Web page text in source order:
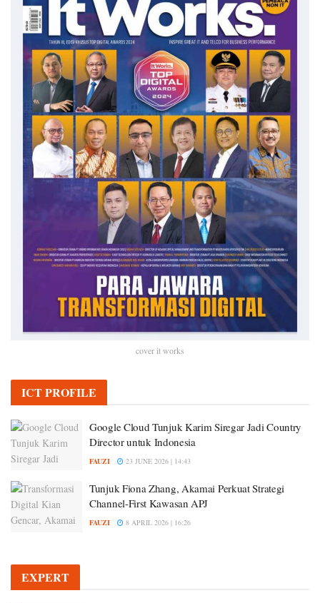
cover it works
ICT PROFILE
Google Cloud Tunjuk Karim Siregar Jadi Country
Director untuk Indonesia
FAUZI 23 JUNE 2026 | 14:43
Tunjuk Fiona Zhang, Akamai Perkuat Strategi
Channel-First Kawasan APJ
FAUZI 8 APRIL 2026 | 16:26
EXPERT